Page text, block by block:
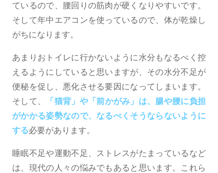
ているので、腰回りの筋肉が硬くなりやすいです。
そして年中エアコンを使っているので、体が乾燥し
がちになります。
あまりおトイレに行かないように水分もなるべく控
えるようにしていると思いますが、その水分不足が
便秘を促し、悪化させる要因になってしまいます。
そして、
「猫背」や「前かがみ」は、腸や腰に負担
がかかる姿勢なので、なるべくそうならないように
する必要があります。
睡眠不足や運動不足、ストレスがたまっているなど
は、現代の人々の悩みでもあると思います。これら